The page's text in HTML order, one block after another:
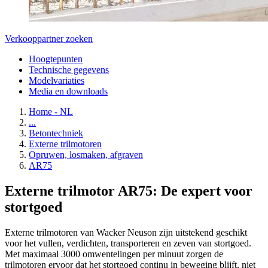
Verkooppartner zoeken
Hoogtepunten
Technische gegevens
Modelvariaties
Media en downloads
Home - NL
...
Betontechniek
Externe trilmotoren
Opruwen, losmaken, afgraven
AR75
Externe trilmotor AR75: De expert voor
stortgoed
Externe trilmotoren van Wacker Neuson zijn uitstekend geschikt
voor het vullen, verdichten, transporteren en zeven van stortgoed.
Met maximaal 3000 omwentelingen per minuut zorgen de
trilmotoren ervoor dat het stortgoed continu in beweging blijft, niet